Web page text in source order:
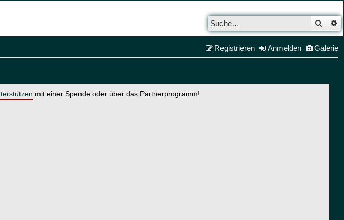
Galerie
Anmelden
Registrieren
mit einer Spende oder über das Partnerprogramm!